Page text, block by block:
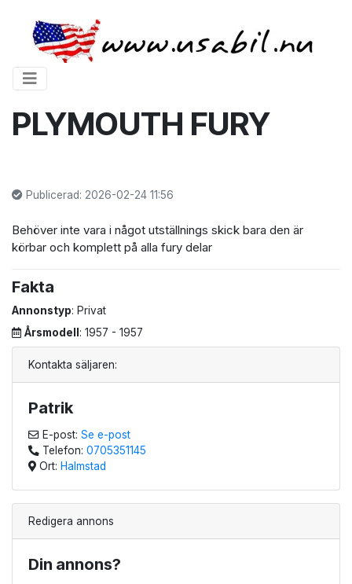
PLYMOUTH FURY
Kontakta säljaren:
Patrik
E-post: Se e-post
Telefon: 0705351145
Ort: Halmstad
Redigera annons
Din annons?
Publicerad: 2026-02-24 11:56
Behöver inte vara i något utställnings skick bara den är
körbar och komplett på alla fury delar
Fakta
Annonstyp: Privat
Årsmodell : 1957 - 1957